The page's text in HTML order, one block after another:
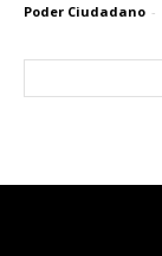
Poder Ciudadano -